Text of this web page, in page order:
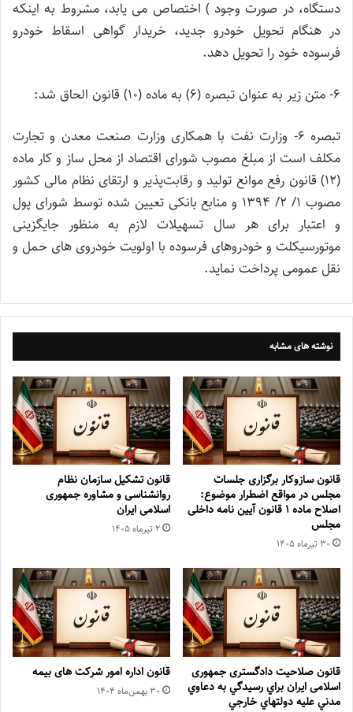
دستگاه، در صورت وجود ) اختصاص می یابد، مشروط به اینکه
در هنگام تحویل خودرو جدید، خریدار گواهی اسقاط خودرو
فرسوده خود را تحویل دهد.
۶- متن زیر به عنوان تبصره (۶) به ماده (۱۰) قانون الحاق شد:
تبصره ۶- وزارت نفت با همکاری وزارت صنعت معدن و تجارت
مکلف است از مبلغ مصوب شورای اقتصاد از محل ساز و کار ماده
(۱۲) قانون رفع موانع تولید و رقابت‌پذیر و ارتقای نظام مالی کشور
مصوب ۱/ ۲/ ۱۳۹۴ و منابع بانکی تعیین شده توسط شورای پول
و اعتبار برای هر سال تسهیلات لازم به منظور جایگزینی
موتورسیکلت و خودروهای فرسوده با اولویت خودروی های حمل و
نقل عمومی پرداخت نماید.
نوشته های مشابه
قانون سازوکار برگزاری جلسات
مجلس در مواقع اضطرار موضوع:
اصلاح ماده ۱ قانون آیین نامه داخلی
مجلس
۳۰ تیر‌ماه ۱۴۰۵
قانون تشکیل سازمان نظام
روانشناسی و مشاوره جمهوری
اسلامی ایران
۲ تیر‌ماه ۱۴۰۵
قانون صلاحیت دادگستری جمهوری
اسلامی ایران براي رسيدگي به دعاوي
مدني عليه دولتهاي خارجي
قانون اداره امور شرکت های بیمه
۳۰ بهمن‌ماه ۱۴۰۴